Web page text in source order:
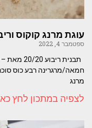
עוגת מרנג קוקוס
ספטמבר 4, 2022
מרנג
לצפיה במתכון לחץ